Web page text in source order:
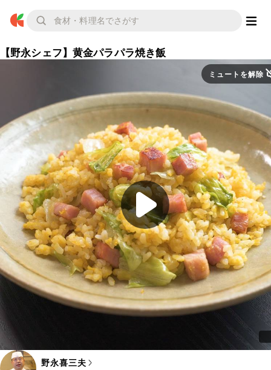
【野永シェフ】黄金パラパラ焼き飯
ミュートを解除
野永喜三夫